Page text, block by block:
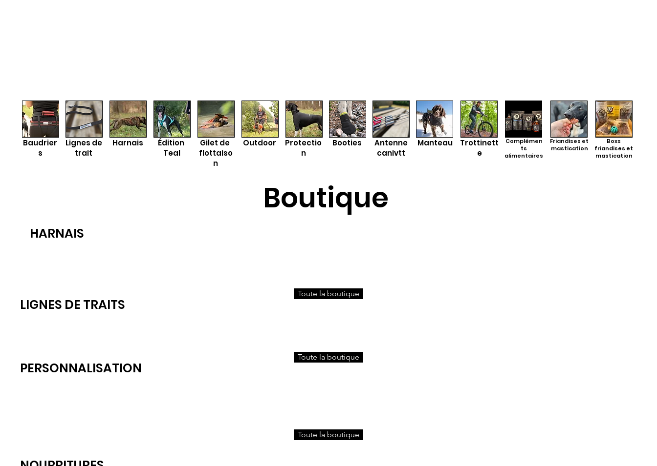
Baudrier
s
Lignes de
trait
Harnais
Édition
Teal
Gilet de
flottaiso
n
Outdoor
Protectio
n
Booties
Antenne
canivtt
Manteau
Trottinett
e
Complémen
ts
alimentaires
Friandises et
mastication
Boxs
friandises et
mastication
Boutique
HARNAIS
LIGNES DE TRAITS
Toute la boutique
PERSONNALISATION
Toute la boutique
Toute la boutique